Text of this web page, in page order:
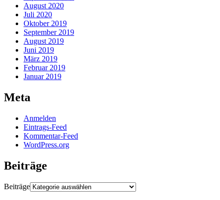
August 2020
Juli 2020
Oktober 2019
September 2019
August 2019
Juni 2019
März 2019
Februar 2019
Januar 2019
Meta
Anmelden
Eintrags-Feed
Kommentar-Feed
WordPress.org
Beiträge
Beiträge